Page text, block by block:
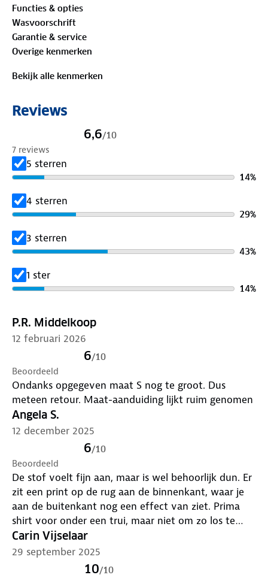
Materiaal:
76% lyocell, 17% merinowol, 7% elastaan
Is je kleding aan vervanging toe? Lever het in bij
onze winkels. Wij geven er een nieuwe bestemming
Functies & opties
Wasvoorschrift
Garantie & service
Overige kenmerken
Bekijk alle kenmerken
Reviews
6,6/10
7 reviews
5 sterren
14%
4 sterren
29%
3 sterren
43%
1 ster
14%
P.R. Middelkoop
12 februari 2026
6/10
Beoordeeld
Ondanks opgegeven maat S nog te groot. Dus
meteen retour. Maat-aanduiding lijkt ruim genomen
Angela S.
12 december 2025
6/10
Beoordeeld
De stof voelt fijn aan, maar is wel behoorlijk dun. Er
zit een print op de rug aan de binnenkant, waar je
aan de buitenkant nog een effect van ziet. Prima
shirt voor onder een trui, maar niet om zo los te
dragen.
Carin Vijselaar
29 september 2025
10/10